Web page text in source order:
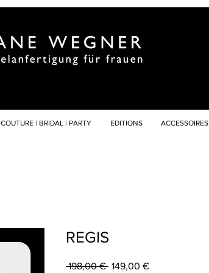
COUTURE | BRIDAL | PARTY EDITIONS ACCESSOIRES
REGIS
198,00 € Standardpreis
149,00 €Sale-